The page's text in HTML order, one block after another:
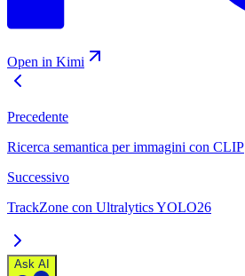
Open in Kimi
Precedente
Ricerca semantica per immagini con CLIP
Successivo
TrackZone con Ultralytics YOLO26
Ask AI